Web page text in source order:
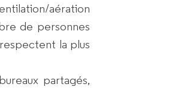
aération
de personnes
la plus
partagés,